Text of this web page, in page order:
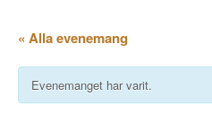
« Alla evenemang
Evenemanget har varit.